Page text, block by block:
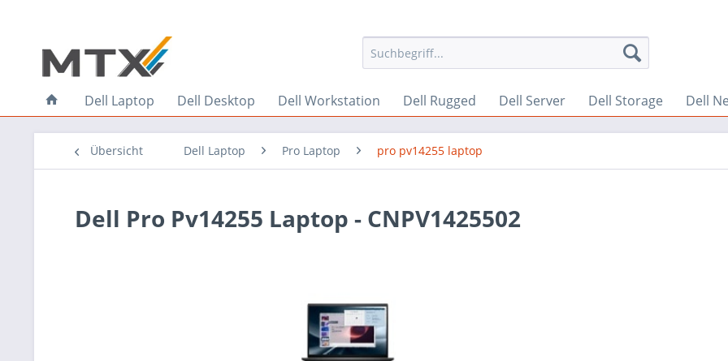
Dell Laptop Dell Desktop Dell Workstation Dell Rugged Dell Server Dell Storage Dell
Übersicht Dell Laptop Pro Laptop pro pv14255 laptop
Dell Pro Pv14255 Laptop - CNPV1425502